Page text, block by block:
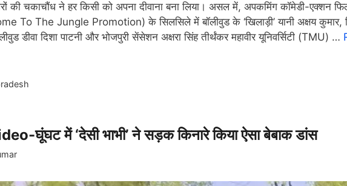
की चकाचौंध ने हर किसी को अपना दीवाना बना लिया। असल में, अपकमिंग कॉमेडी-एक्शन
To The Jungle Promotion) के सिलसिले में बॉलीवुड के ‘खिलाड़ी’ यानी अक्षय कुमार,
डीवा दिशा पाटनी और भोजपुरी सेंसेशन अक्षरा सिंह तीर्थंकर महावीर यूनिवर्सिटी (TMU) …
घूंघट में ‘देसी भाभी’ ने सड़क किनारे किया ऐसा बेबाक डांस